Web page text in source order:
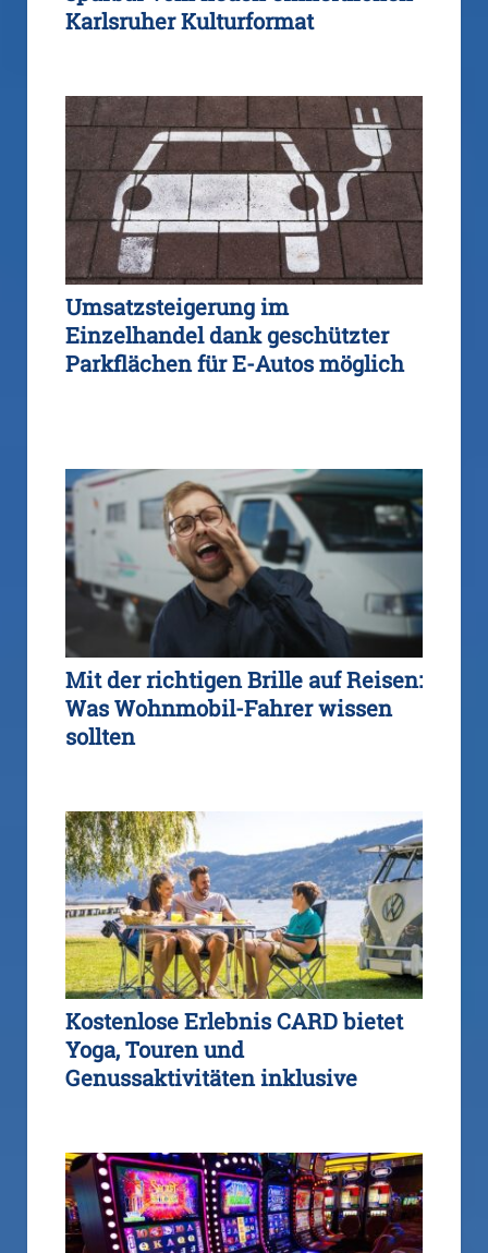
Karlsruher Kulturformat
Umsatzsteigerung im
Einzelhandel dank geschützter
Parkflächen für E-Autos möglich
Mit der richtigen Brille auf Reisen:
Was Wohnmobil-Fahrer wissen
sollten
Kostenlose Erlebnis CARD bietet
Yoga, Touren und
Genussaktivitäten inklusive